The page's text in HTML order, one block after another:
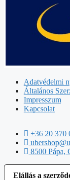
Adatvédelmi
Általános
Impresszum
Kapcsolat
+36 20 370
8500 Pápa,
Elállás a